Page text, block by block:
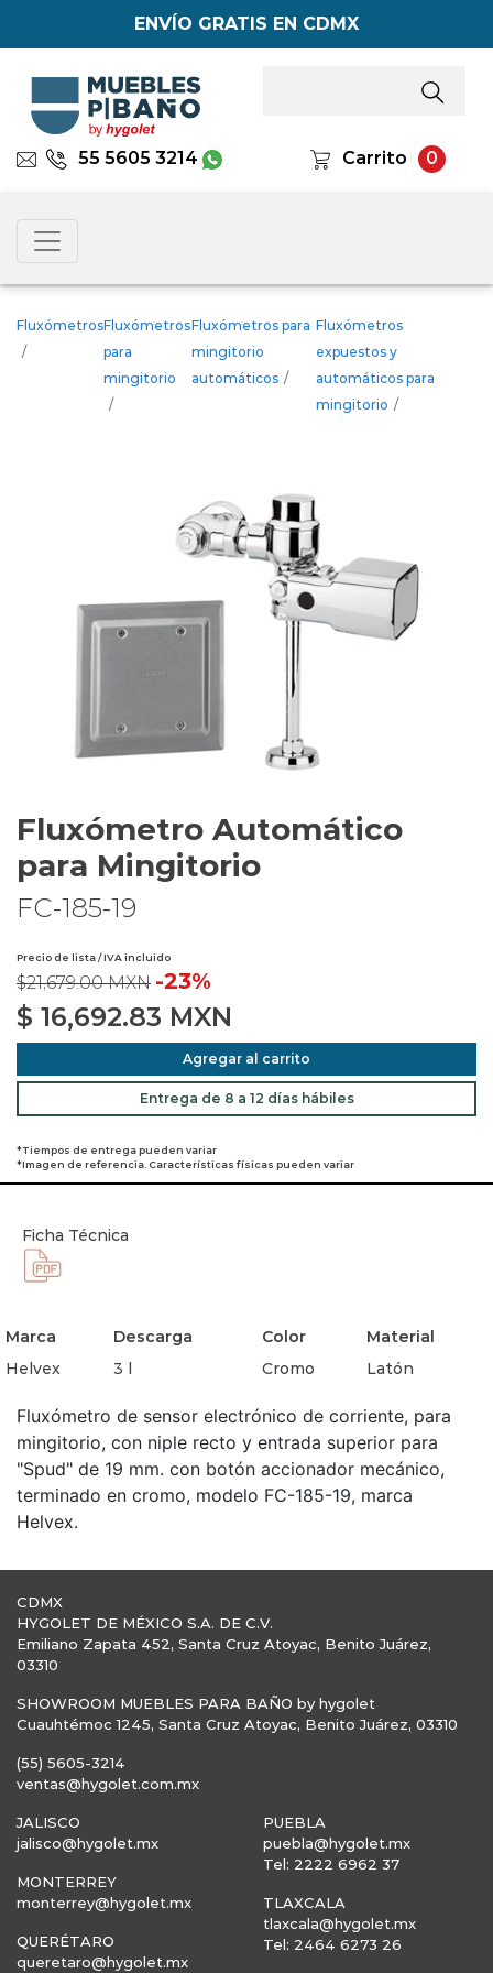
ENVÍO GRATIS EN CDMX
55 5605 3214 Carrito 0
Fluxómetros
/
Fluxómetros
para
mingitorio
/
Fluxómetros para
mingitorio
automáticos /
Fluxómetros
expuestos y
automáticos para
mingitorio /
Fluxómetro Automático
para Mingitorio
FC-185-19
Precio de lista / IVA incluido
$21,679.00 MXN -23%
$ 16,692.83 MXN
Agregar al carrito
Entrega de 8 a 12 días hábiles
*Tiempos de entrega pueden variar
*Imagen de referencia. Características físicas pueden variar
Ficha Técnica
Marca Descarga Color
Material
Helvex
3 l Cromo Latón
Fluxómetro de sensor electrónico de corriente, para
mingitorio, con niple recto y entrada superior para
"Spud" de 19 mm. con botón accionador mecánico,
terminado en cromo, modelo FC-185-19, marca
Helvex.
CDMX
HYGOLET DE MÉXICO S.A. DE C.V.
Emiliano Zapata 452, Santa Cruz Atoyac, Benito Juárez,
03310
SHOWROOM MUEBLES PARA BAÑO by hygolet
Cuauhtémoc 1245, Santa Cruz Atoyac, Benito Juárez, 03310
(55) 5605-3214
ventas@hygolet.com.mx
JALISCO
jalisco@hygolet.mx
MONTERREY
monterrey@hygolet.mx
QUERÉTARO
queretaro@hygolet.mx
PUEBLA
puebla@hygolet.mx
Tel: 2222 6962 37
TLAXCALA
tlaxcala@hygolet.mx
Tel: 2464 6273 26